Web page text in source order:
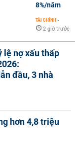
8%/năm
TÀI CHÍNH -
2 giờ trước
lệ nợ xấu thấp
đầu, 3 nhà
hơn 4,8 triệu